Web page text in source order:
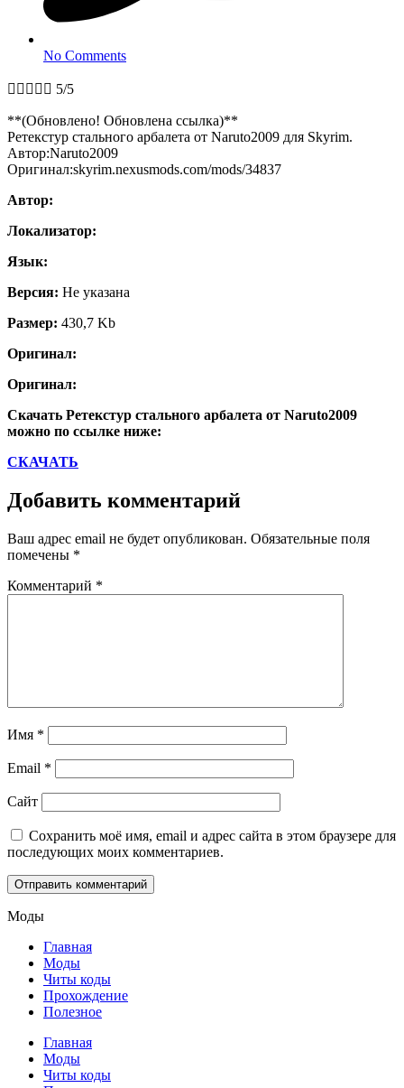
No Comments
     5/5
**(Обновлено! Обновлена ссылка)**
Ретекстур стального арбалета от Naruto2009 для Skyrim.
Автор:Naruto2009
Оригинал:skyrim.nexusmods.com/mods/34837
Автор:
Локализатор:
Язык:
Версия: Не указана
Размер: 430,7 Kb
Оригинал:
Оригинал:
Скачать Ретекстур стального арбалета от Naruto2009
можно по ссылке ниже:
СКАЧАТЬ
Добавить комментарий
Ваш адрес email не будет опубликован. Обязательные поля
помечены *
Комментарий *
Имя *
Email *
Сайт
Сохранить моё имя, email и адрес сайта в этом браузере для
последующих моих комментариев.
Моды
Главная
Моды
Читы коды
Прохождение
Полезное
Главная
Моды
Читы коды